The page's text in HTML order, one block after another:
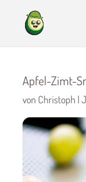
Apfel-Zimt-
von Christoph |